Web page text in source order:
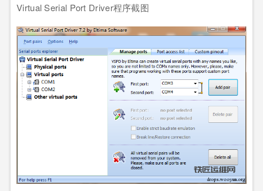
Virtual Serial Port Driver程序截图